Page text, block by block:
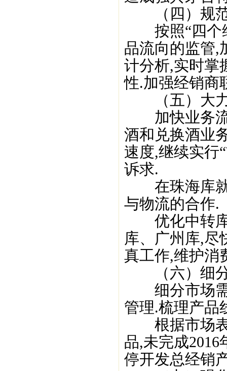
（四）规范
按照“四个维
品流向的监管,
计分析,实时掌
性.加强经销商
（五）大力
加快业务流
酒和兑换酒业
速度,继续实行
诉求.
在珠海库就
与物流的合作.
优化中转库
库、广州库,尽
真工作,维护消
（六）细分
细分市场需
管理.梳理产品
根据市场表
品,未完成2016
停开发总经销